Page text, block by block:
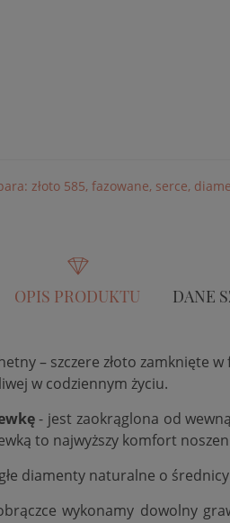
złoto 585, fazowane, serce,
OPIS PRODUKTU DANE
– szczere złoto zamknięte
w codziennym życiu.
- jest zaokrąglona od
to najwyższy komfort
diamenty naturalne o
wykonamy dowolny